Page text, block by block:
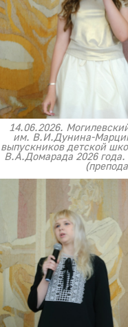
14.06.2026.
им. В.И.Дунина-
выпускников детской
В.А.Домарада 2026